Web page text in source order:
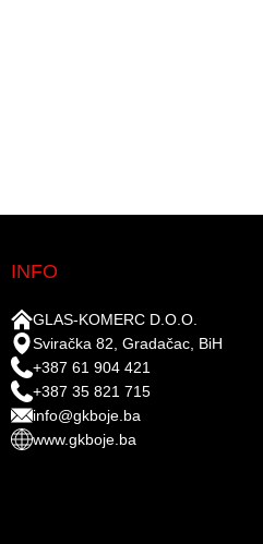
INFO
GLAS-KOMERC D.O.O.
Sviračka 82, Gradačac, BiH
+387 61 904 421
+387 35 821 715
info@gkboje.ba
www.gkboje.ba